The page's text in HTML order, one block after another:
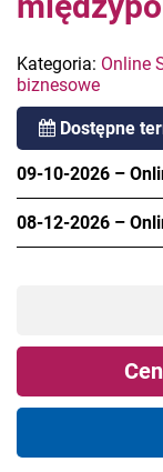
Kategoria: Online
biznesowe
Dostępne
09-10-2026 –
08-12-2026 –